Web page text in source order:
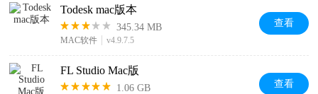
Todesk mac版本
345.34 MB
MAC软件 v4.9.7.5
查看
FL Studio Mac版
1.06 GB 查看